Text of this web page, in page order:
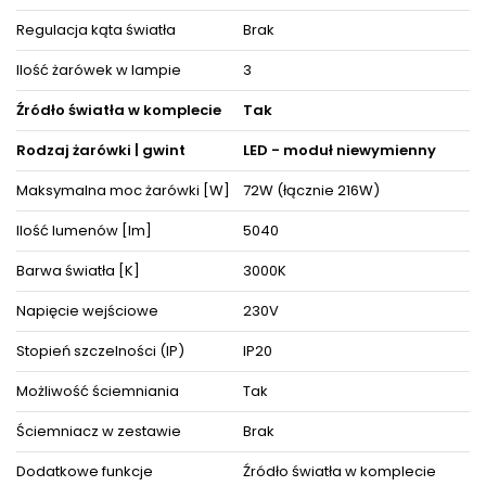
pewnością się w nich sprawdzi.
Dzięki ergonomicznemu kształtowi dopasujesz ją do obecnej
lub dopiero tworzącej się aranżacji pokoju.
Decydując się na ten model oświetlenia nie tylko odpowiednio
rozświetlisz wybrane powierzchnie, ale też zyskasz
zachwycającą i cieszącą oko dekorację, która nada wnętrzom
niepowtarzalnego wyglądu i elegancji, akcentując zarazem ich
detale i wystrój pośród pozostałych mebli i akcesoriów
wyposażenia wnętrz.
Oświetlenie doskonale prezentuje się pojedynczo oraz w
towarzystwie innych lamp jako instalacje świetlne, dzięki czemu
można dopasować je do różnego typu pomieszczeń.
Produkt posiada certyfikaty zgodności i objęty jest gwarancją
producenta.
Zestaw zawiera instrukcję obsługi oraz enty niezbędne do
złożenia sprzętu.
Regulacja kąta światła
Brak
Ilość żarówek w lampie
3
Źródło światła w komplecie
Tak
Rodzaj żarówki | gwint
LED - moduł niewymienny
Maksymalna moc żarówki [W]
72W (łącznie 216W)
Ilość lumenów [lm]
5040
Barwa światła [K]
3000K
Napięcie wejściowe
230V
Stopień szczelności (IP)
IP20
Możliwość ściemniania
Tak
Ściemniacz w zestawie
Brak
Dodatkowe funkcje
Źródło światła w komplecie